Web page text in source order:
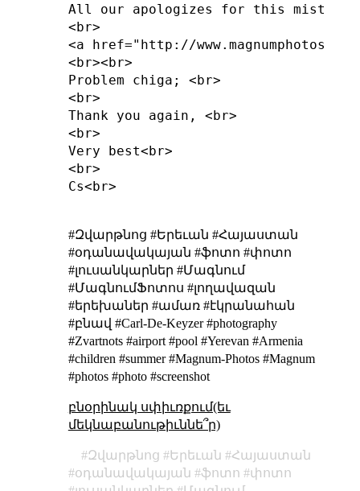
All our apologizes for this
<br>
<a href="http://
<br><br>
Problem chiga; <br>
<br>
Thank you again, <br>
<br>
Very best<br>
<br>
Cs<br>
#Զվարթնոց #Երեւան #Հայաստան
#օդանավակայան #ֆոտո #փոտո
#լուսանկարներ #Մագնում
#ՄագնումՖոտոս #լողավազան
#երեխաներ #ամառ #էկրանահան
#բնավ #Carl-De-Keyzer #photography
#Zvartnots #airport #pool #Yerevan #Armenia
#children #summer #Magnum-Photos #Magnum
#photos #photo #screenshot
բնօրինակ սփիւռքում(եւ
մեկնաբանութիւննե՞ր)
Զվարթնոց Երեւան
Հայաստան
օդանավակայան
ֆոտո
փոտո